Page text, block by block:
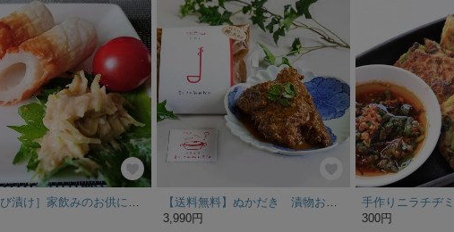
3,990円
手作りニラチヂミ
300円